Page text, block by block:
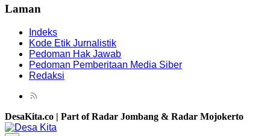
Laman
Indeks
Kode Etik Jurnalistik
Pedoman Hak Jawab
Pedoman Pemberitaan Media Siber
Redaksi
DesaKita.co | Part of Radar Jombang & Radar Mojokerto